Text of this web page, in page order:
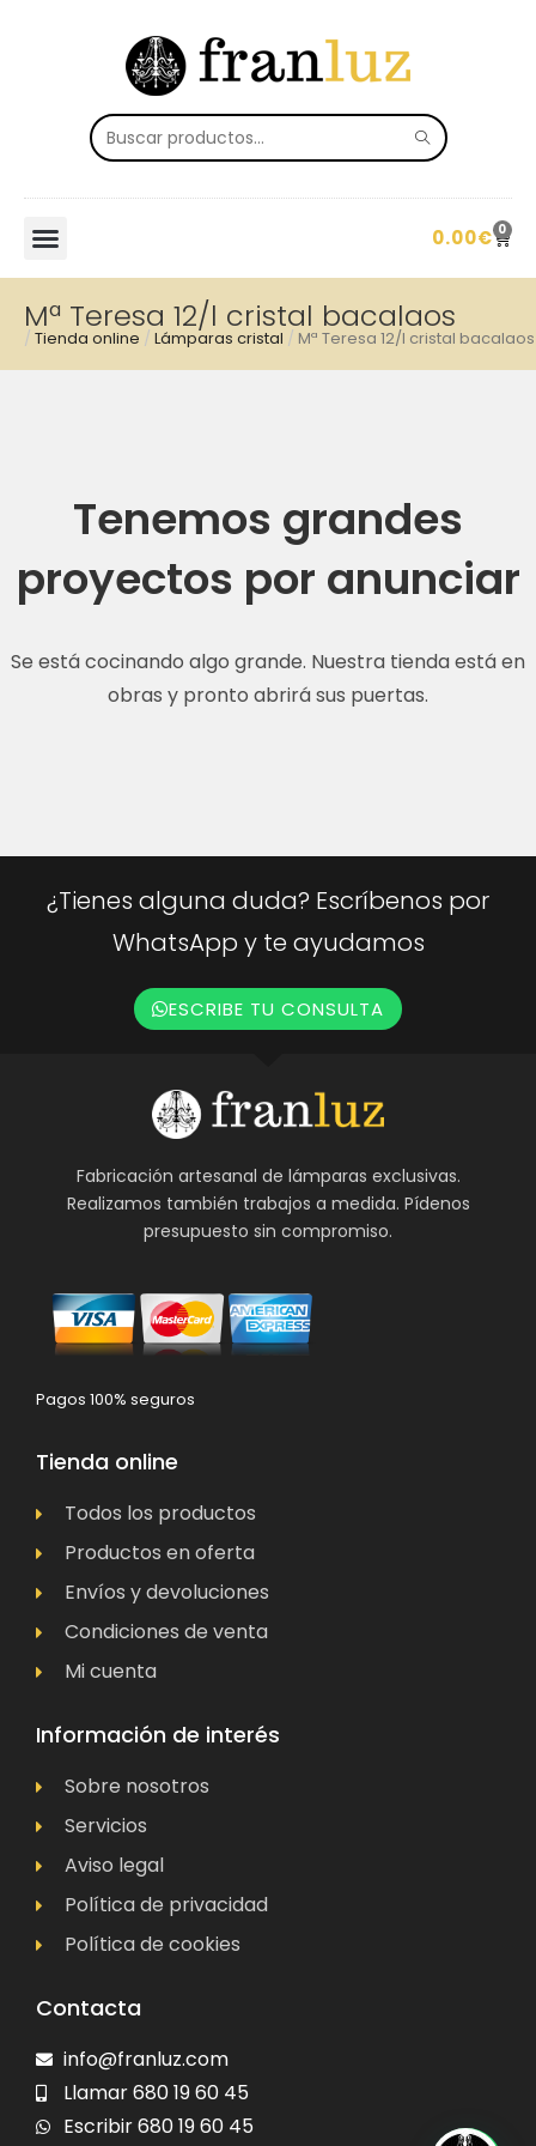
0.00€ 0
Mª Teresa 12/l cristal bacalaos
/ Tienda online / Lámparas cristal / Mª Teresa 12/l cristal bacalaos
Tenemos grandes
proyectos por anunciar
Se está cocinando algo grande. Nuestra tienda está en
obras y pronto abrirá sus puertas.
¿Tienes alguna duda? Escríbenos por
WhatsApp y te ayudamos
ESCRIBE TU CONSULTA
Fabricación artesanal de lámparas exclusivas.
Realizamos también trabajos a medida. Pídenos
presupuesto sin compromiso.
Pagos 100% seguros
Tienda online
Todos los productos
Productos en oferta
Envíos y devoluciones
Condiciones de venta
Mi cuenta
Información de interés
Sobre nosotros
Servicios
Aviso legal
Política de privacidad
Política de cookies
Contacta
info@franluz.com
Llamar 680 19 60 45
Escribir 680 19 60 45